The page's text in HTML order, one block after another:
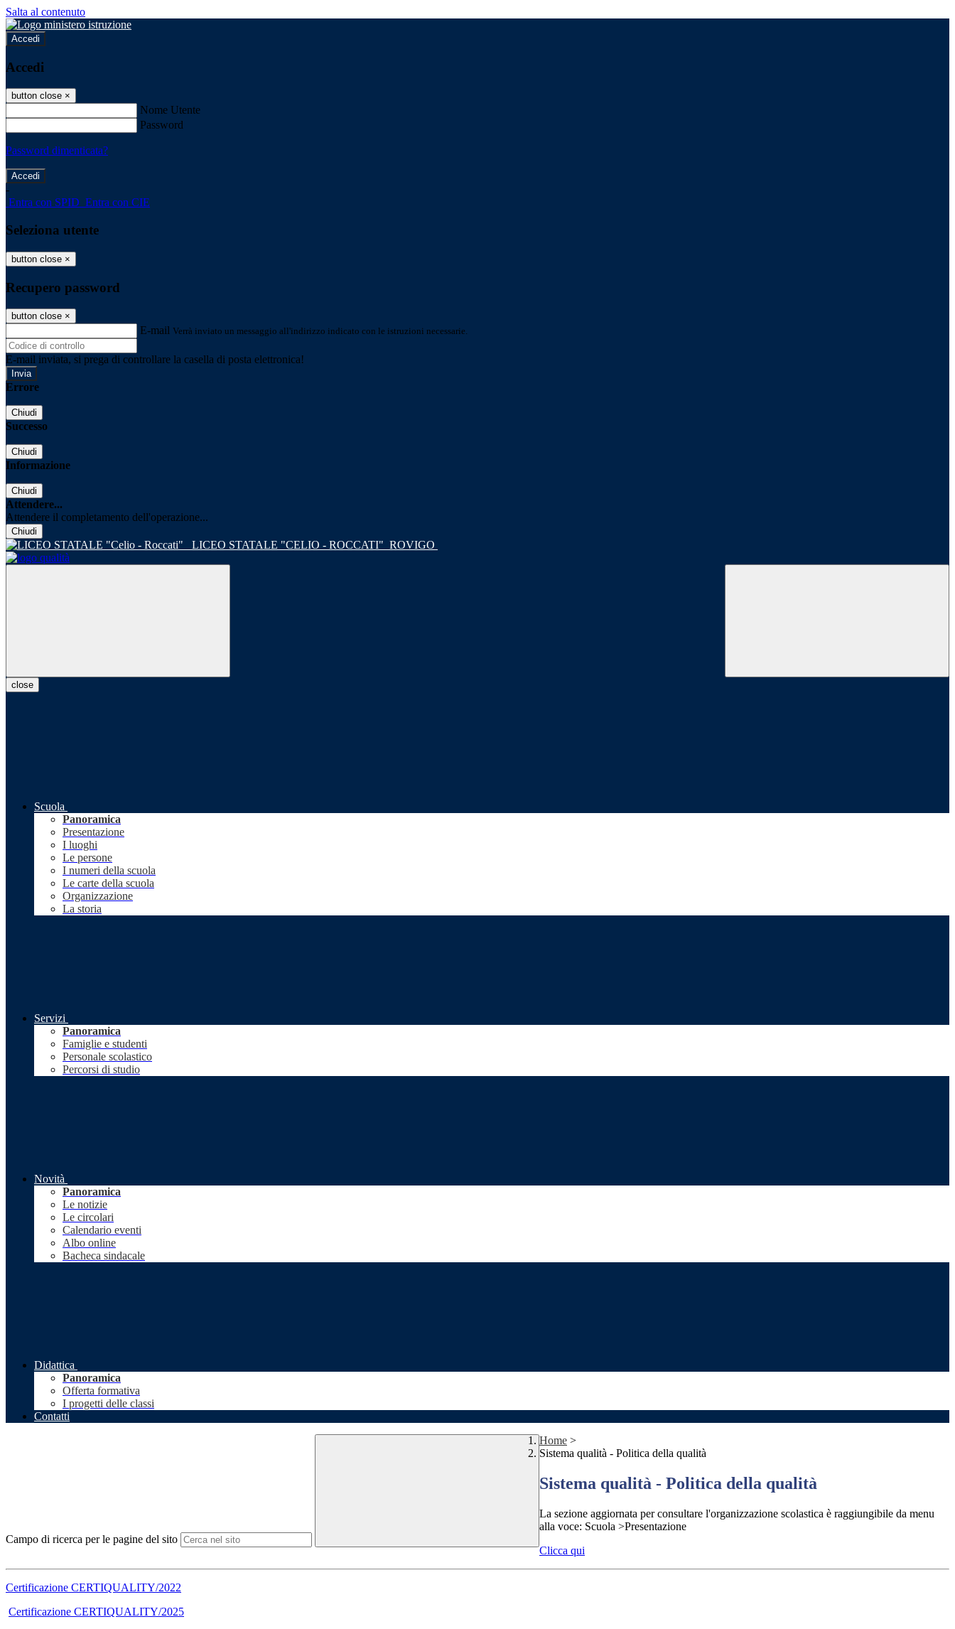
Salta al contenuto
Accedi
Accedi
button close ×
Nome Utente
Password
Password dimenticata?
-
Entra con SPID Entra con CIE
Seleziona utente
button close ×
Recupero password
button close ×
E-mail Verrà inviato un messaggio all'indirizzo indicato con le istruzioni necessarie.
E-mail inviata, si prega di controllare la casella di posta elettronica!
Errore
Chiudi
Successo
Chiudi
Informazione
Chiudi
Attendere...
Attendere il completamento dell'operazione...
Chiudi
LICEO STATALE "CELIO - ROCCATI" ROVIGO
close
Scuola
Panoramica
Presentazione
I luoghi
Le persone
I numeri della scuola
Le carte della scuola
Organizzazione
La storia
Servizi
Panoramica
Famiglie e studenti
Personale scolastico
Percorsi di studio
Novità
Panoramica
Le notizie
Le circolari
Calendario eventi
Albo online
Bacheca sindacale
Didattica
Panoramica
Offerta formativa
I progetti delle classi
Contatti
Campo di ricerca per le pagine del sito
Home >
Sistema qualità - Politica della qualità
Sistema qualità - Politica della qualità
La sezione aggiornata per consultare l'organizzazione scolastica è raggiungibile da menu
alla voce: Scuola >Presentazione
Clicca qui
Certificazione CERTIQUALITY/2022
Certificazione CERTIQUALITY/2025